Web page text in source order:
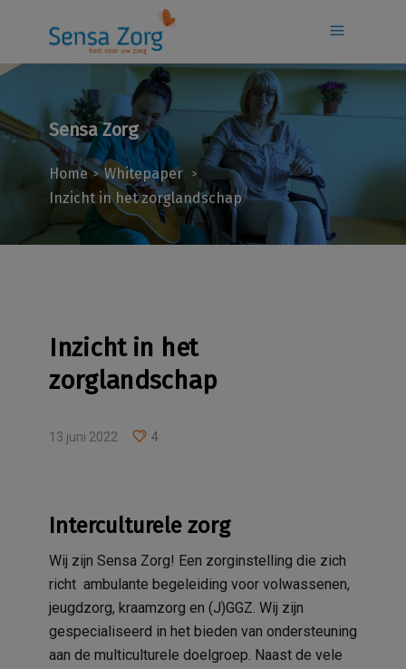
Sensa Zorg
Home>Whitepaper >
Inzicht in het zorglandschap
Inzicht in het
zorglandschap
13 juni 2022 4
Interculturele zorg
Wij zijn Sensa Zorg! Een zorginstelling die zich
richt ambulante begeleiding voor volwassenen,
jeugdzorg, kraamzorg en (J)GGZ. Wij zijn
gespecialiseerd in het bieden van ondersteuning
aan de multiculturele doelgroep. Naast de vele